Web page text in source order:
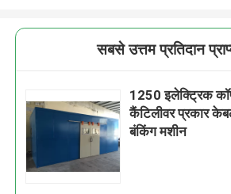
सबसे उत्तम प्रतिदान
1250 इलेक्ट्रिक
कैंटिलीवर प्रकार
बंकिंग मशीन